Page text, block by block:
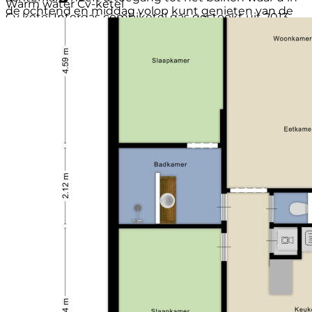
de ochtend en middag volop kunt genieten van de
Bijzonderheden:
- ruim hoekappartement met veel lichtinval;
- luxe, ruime keuken met inbouwapparatuur;
- Intergas cv-ketel van 2013;
- de servicekosten bedragen thans € 206,- per
maand. Behalve aan reservering voor groot
onderhoud wordt dit besteed aan liftonderhoud,
schoonmaak, licht/elektriciteit in de gezamenlijke
ruimten, de opstalverzekering en het waterverbruik;
- op loopafstand van het centrum met alle
Warm water Cv-ketel
Cv ketel Intergas combiketel gas gestookt uit 2013
Woonoppervlakte
266 m³
Externe bergruimte
Aantal woonlagen
1 woonlaag
Tv-kabel, buitenzonwering, lift
In woonwijk, beschutte ligging
Balkon / dakterras
Geen tuin
Inpandig
Soort garage
Geen garage